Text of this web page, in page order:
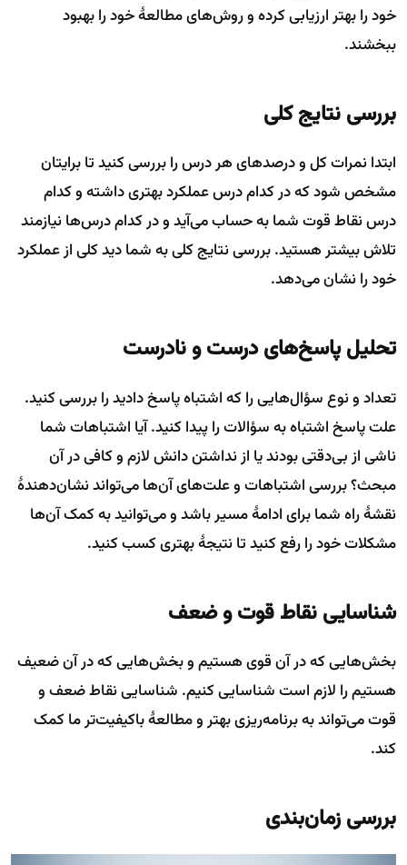
خود را بهتر ارزیابی کرده و روش‌های مطالعهٔ خود را بهبود
ببخشند.
بررسی نتایج کلی
ابتدا نمرات کل و درصدهای هر درس را بررسی کنید تا برایتان
مشخص شود که در کدام درس عملکرد بهتری داشته و کدام
درس نقاط قوت شما به حساب می‌آید و در کدام درس‌ها نیازمند
تلاش بیشتر هستید. بررسی نتایج کلی به شما دید کلی از عملکرد
خود را نشان می‌دهد.
تحلیل پاسخ‌های درست و نادرست
تعداد و نوع سؤال‌هایی را که اشتباه پاسخ دادید را بررسی کنید.
علت پاسخ اشتباه به سؤالات را پیدا کنید. آیا اشتباهات شما
ناشی از بی‌دقتی بودند یا از نداشتن دانش لازم و کافی در آن
مبحث؟ بررسی اشتباهات و علت‌های آن‌ها می‌تواند نشان‌دهندهٔ
نقشهٔ راه شما برای ادامهٔ مسیر باشد و می‌توانید به کمک آن‌ها
مشکلات خود را رفع کنید تا نتیجهٔ بهتری کسب کنید.
شناسایی نقاط قوت و ضعف
بخش‌هایی که در آن قوی هستیم و بخش‌هایی که در آن ضعیف
هستیم را لازم است شناسایی کنیم. شناسایی نقاط ضعف و
قوت می‌تواند به برنامه‌ریزی بهتر و مطالعهٔ باکیفیت‌تر ما کمک
کند.
بررسی زمان‌بندی